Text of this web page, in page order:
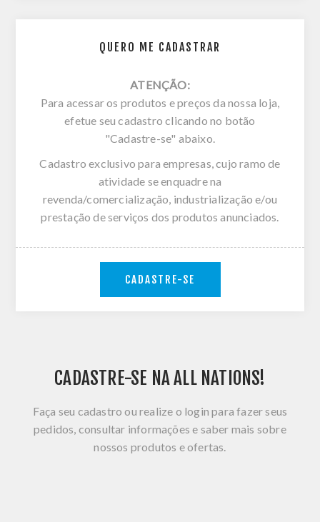
QUERO ME CADASTRAR
ATENÇÃO:
Para acessar os produtos e preços da nossa loja,
efetue seu cadastro clicando no botão
"Cadastre-se" abaixo.
Cadastro exclusivo para empresas, cujo ramo de
atividade se enquadre na
revenda/comercialização, industrialização e/ou
prestação de serviços dos produtos anunciados.
CADASTRE-SE
CADASTRE-SE NA ALL NATIONS!
Faça seu cadastro ou realize o login para fazer seus
pedidos, consultar informações e saber mais sobre
nossos produtos e ofertas.